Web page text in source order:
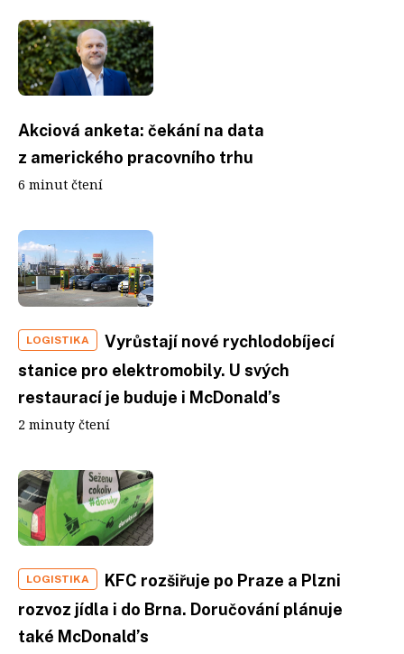
Akciová anketa: čekání na data
z amerického pracovního trhu
6 minut čtení
LOGISTIKA
Vyrůstají nové rychlodobíjecí
stanice pro elektromobily. U svých
restaurací je buduje i McDonald’s
2 minuty čtení
LOGISTIKA
KFC rozšiřuje po Praze a Plzni
rozvoz jídla i do Brna. Doručování plánuje
také McDonald’s